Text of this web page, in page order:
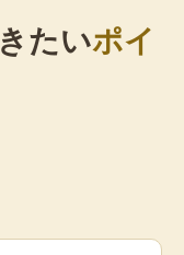
たいポイ